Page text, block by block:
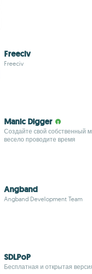
Freeciv
Freeciv
Manic Digger
Создайте свой собственный
весело проводите время
Angband
Angband Development Team
SDLPoP
Бесплатная и открытая